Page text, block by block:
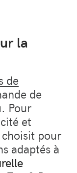
la
de
de
Pour
et
pour
adaptés à